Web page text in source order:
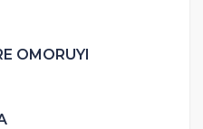
OMORUYI